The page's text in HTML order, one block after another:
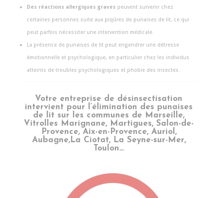
Des réactions allergiques graves peuvent survenir chez
certaines personnes suite aux piqûres de punaises de lit, ce qui
peut parfois nécessiter une intervention médicale.
La présence de punaises de lit peut engendrer une détresse
émotionnelle et psychologique, en particulier chez les individus
atteints de troubles psychologiques et phobie des insectes.
Votre entreprise de désinsectisation
intervient pour l’élimination des punaises
de lit sur les communes de Marseille,
Vitrolles Marignane, Martigues, Salon-de-
Provence, Aix-en-Provence, Auriol,
Aubagne,La Ciotat, La Seyne-sur-Mer,
Toulon…